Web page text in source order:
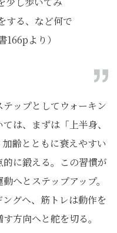
する、など何で
166pより）
ップとしてウォーキン
は、まずは「上半身、
齢とともに衰えやすい
に鍛える。この習慣が
へとステップアップ。
グへ、筋トレは動作を
方向へと舵を切る。